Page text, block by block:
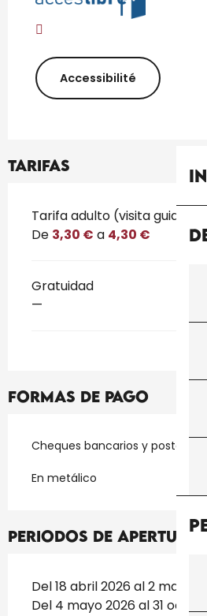
Accessibilité
Tarifas
Tarifas 2026
Tarifa adulto (visita guiada)
De 3,30 € a 4,30 €
Gratuidad
—
Formas de pago
Cheques bancarios y postales
En metálico
Periodos de apertura
Del 18 abril 2026 al 2 mayo
Del 4 mayo 2026 al 31